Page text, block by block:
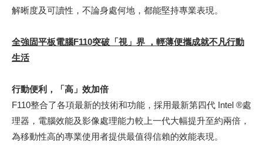
解晰度及可讀性，不論身處何地，都能堅持專業表現。
全強固平板電腦F110突破「視」界 ，輕薄便攜成就不凡行動
生活
行動便利，「高」效加倍
F110整合了各項最新的技術和功能，採用最新第四代 Intel ®處
理器，電腦效能及影像處理能力較上一代大幅提升至約兩倍，
為移動性高的專業使用者提供最值得信賴的效能表現。